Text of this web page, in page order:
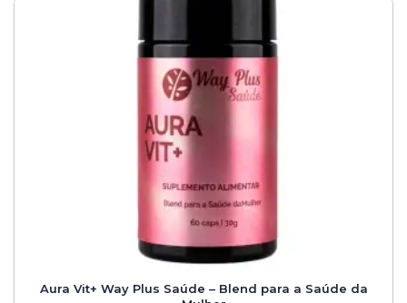
Aura Vit+ Way Plus Saúde – Blend para a Saúde da